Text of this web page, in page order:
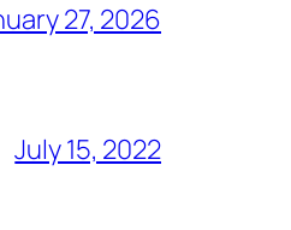
27, 2026
July 15, 2022